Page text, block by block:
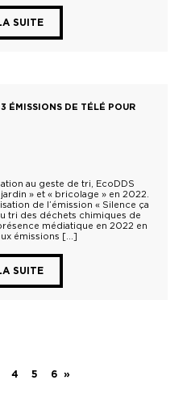
SUITE
ÉMISSIONS DE TÉLÉ POUR
au geste de tri, EcoDDS
» et « bricolage » en 2022.
de l’émission « Silence ça
tri des déchets chimiques de
médiatique en 2022 en
émissions […]
SUITE
4 5 6 »